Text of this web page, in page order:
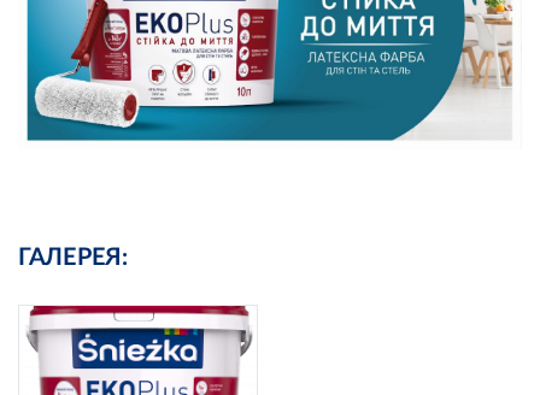
ГАЛЕРЕЯ: